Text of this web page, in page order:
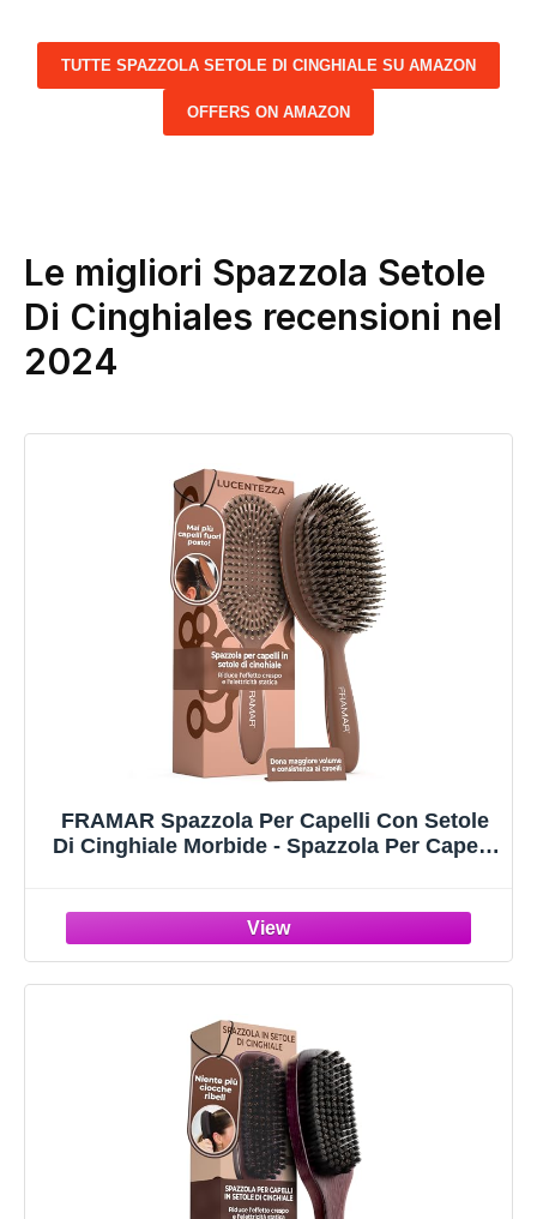
TUTTE SPAZZOLA SETOLE DI CINGHIALE SU AMAZON
OFFERS ON AMAZON
Le migliori Spazzola Setole
Di Cinghiales recensioni nel
2024
FRAMAR Spazzola Per Capelli Con Setole
Di Cinghiale Morbide - Spazzola Per Capelli
Capelli Fini - Cioccolato